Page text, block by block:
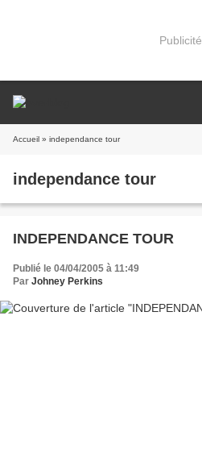
Publicité
Accueil » independance tour
independance tour
INDEPENDANCE TOUR
Publié le 04/04/2005 à 11:49
Par Johney Perkins